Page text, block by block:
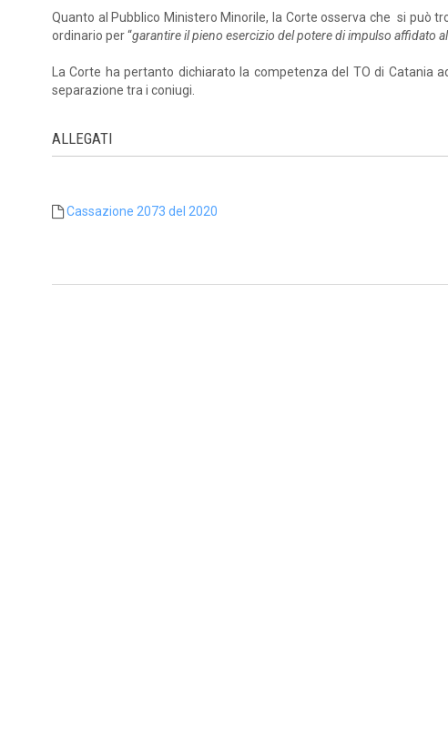
Quanto al Pubblico Ministero Minorile, la Corte osserva che si può
ordinario per “garantire il pieno esercizio del potere di impulso affidato
La Corte ha pertanto dichiarato la competenza del TO di
separazione tra i coniugi.
ALLEGATI
Cassazione 2073 del 2020